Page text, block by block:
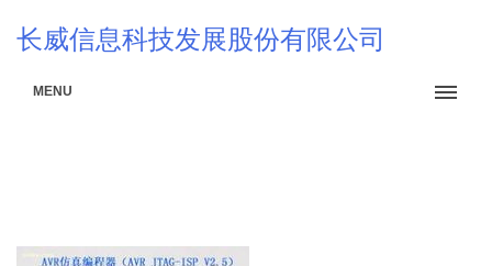
长威信息科技发展股份有限公司
MENU